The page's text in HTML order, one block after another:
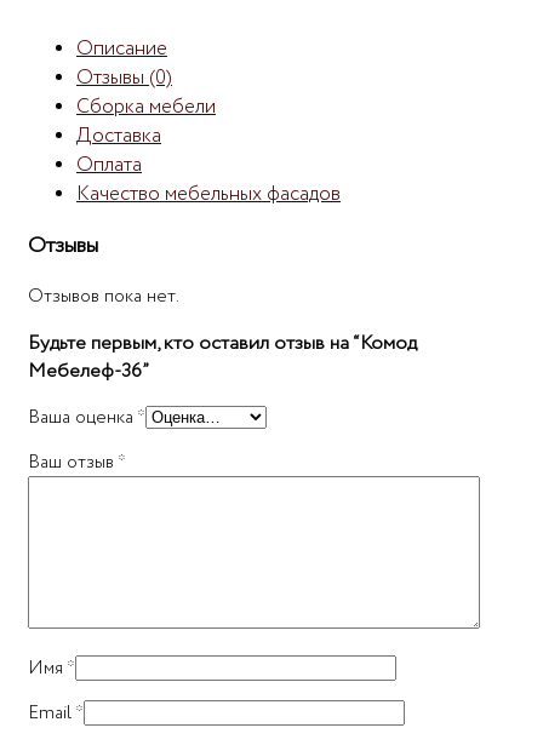
Описание
Отзывы (0)
Сборка мебели
Доставка
Оплата
Качество мебельных фасадов
Отзывы
Отзывов пока нет.
Будьте первым, кто оставил отзыв на “Комод
Мебелеф-36”
Ваша оценка *
Ваш отзыв *
Имя *
Email*